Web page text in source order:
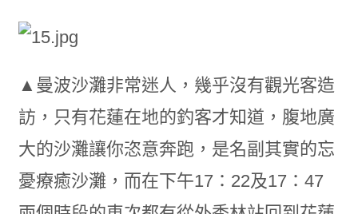
▲曼波沙灘非常迷人，幾乎沒有觀光客造
訪，只有花蓮在地的釣客才知道，腹地廣
大的沙灘讓你恣意奔跑，是名副其實的忘
憂療癒沙灘，而在下午17：22及17：47